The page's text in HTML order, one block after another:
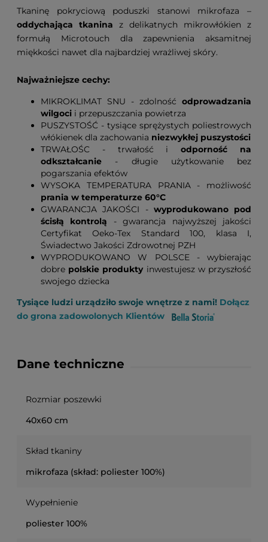
Tkaninę pokryciową poduszki stanowi mikrofaza –
oddychająca tkanina z delikatnych mikrowłókien z
formułą Microtouch dla zapewnienia aksamitnej
miękkości nawet dla najbardziej wrażliwej skóry.
Najważniejsze cechy:
MIKROKLIMAT SNU - zdolność odprowadzania
wilgoci i przepuszczania powietrza
PUSZYSTOŚĆ - tysiące sprężystych poliestrowych
włókienek dla zachowania niezwykłej puszystości
TRWAŁOŚC - trwałość iodporność na
odkształcanie - długie użytkowanie bez
pogarszania efektów
WYSOKA TEMPERATURA PRANIA - możliwość
prania w temperaturze 60°C
GWARANCJA JAKOŚCI - wyprodukowano pod
ścisłą kontrolą - gwarancja najwyższej jakości
Certyfikat Oeko-Tex Standard 100, klasa I,
Świadectwo Jakości Zdrowotnej PZH
WYPRODUKOWANO W POLSCE - wybierając
dobre polskie produktyinwestujesz w przyszłość
swojego dziecka
Tysiące ludzi urządziło swoje wnętrze z nami! Dołącz
do grona zadowolonych Klientów
Dane techniczne
Rozmiar poszewki
40x60 cm
Skład tkaniny
mikrofaza (skład: poliester 100%)
Wypełnienie
poliester 100%